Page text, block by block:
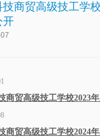
技商贸高级技工学
开
商贸高级技工学校2023
商贸高级技工学校2024